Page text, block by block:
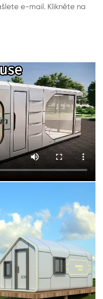
e-mail. Klikněte na